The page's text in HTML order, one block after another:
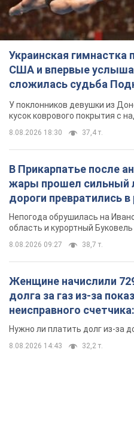
Украинская гимнастка
США и впервые
сложилась судьба
лет назад завоевала
У поклонников девушки из
кусок коврового покрытия с
8.08.2026 18:30 37,4 т.
В Прикарпатье после
жары прошел сильный
дороги превратились
Непогода обрушилась на
область и курортный Буковель
8.08.2026 09:27 38,7 т.
Женщине начислили
долга за газ из-за
неисправного
вынес неожиданное
Нужно ли платить долг из-за
8.08.2026 14:43 32,2 т.